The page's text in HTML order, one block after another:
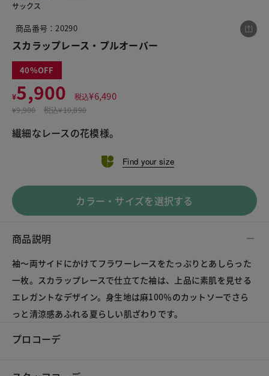
サックス
商品番号：20290
スカラップレース・プルオーバー
40
¥5,900 税込¥6,490
¥9,900 税込¥10,890
繊細なレースの花模様。
Find your size
カラー・サイズを選択する
商品説明
袖～両サイドにかけてフラワーレースをたっぷりとあしらった
一枚。スカラップレースで仕立てた袖は、上品に素肌を見せる
エレガントなデザイン。身生地は麻100％のカットソーでさら
っと清涼感あふれる夏らしい肌ざわりです。
プロコーデ
この商品をシェアする
¥5,900
税込¥6,490